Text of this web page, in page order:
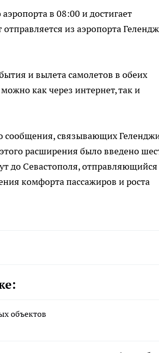
в 08:00 и достигает
из аэропорта
и вылета самолетов в обеих
как через интернет, так и
сообщения, связывающих
расширения было введено
до Севастополя, отправляющийся
комфорта пассажиров и роста
объектов